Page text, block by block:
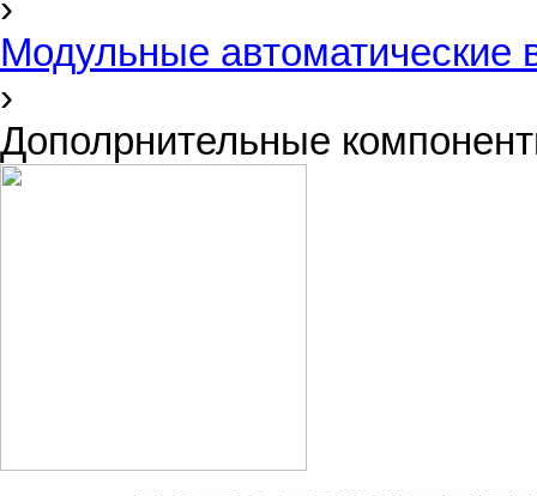
Модульные автоматические
›
Дополрнительные